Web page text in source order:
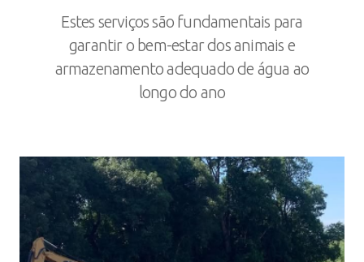
Estes serviços são fundamentais para
garantir o bem-estar dos animais e
armazenamento adequado de água ao
longo do ano